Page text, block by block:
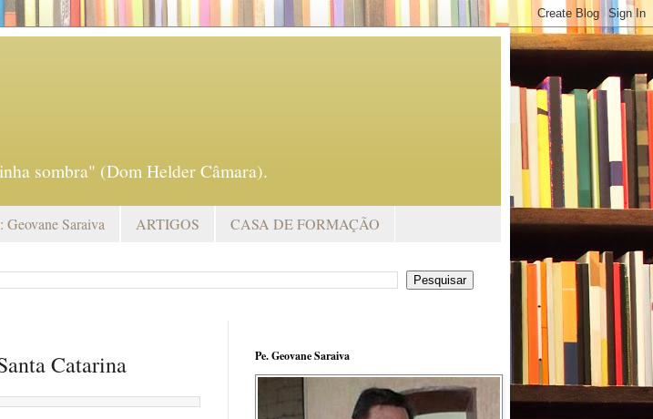
sombra" (Dom Helder Câmara).
Saraiva ARTIGOS CASA DE FORMAÇÃO
Catarina Pe. Geovane Saraiva